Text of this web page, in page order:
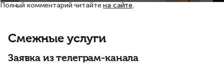
Полный комментарий читайтена сайте.
Смежные услуги
Заявка из телеграм-канала